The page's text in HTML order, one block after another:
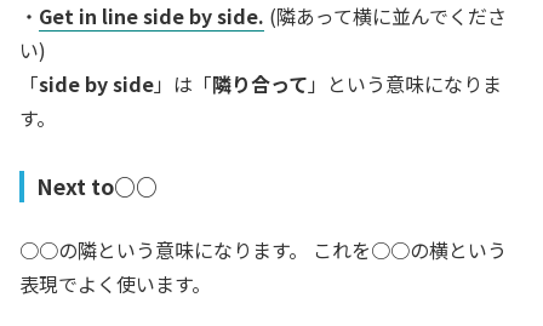
・ Get in line side by side. (隣あって横に並んでくださ
い)
「side by side」は「隣り合って 」という意味になりま
す。
Next to○○
○○の隣という意味になります。 これを○○の横という
表現でよく使います。